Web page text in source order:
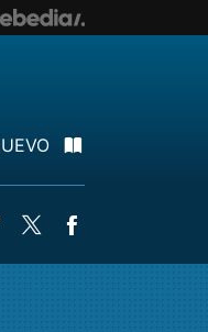
Flipboard
Twitter